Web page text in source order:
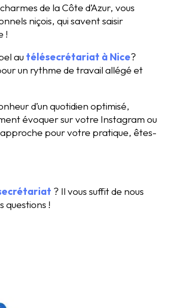
de la Côte d’Azur, vous
niçois, qui savent saisir
!
au télésecrétariat à Nice?
un rythme de travail allégé et
d’un quotidien optimisé,
évoquer sur votre Instagram ou
pour votre pratique, êtes-
? Il vous suffit de nous
questions !